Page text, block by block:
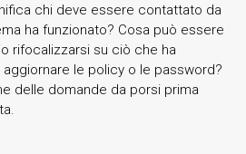
chi deve essere contattato da
ha funzionato? Cosa può essere
rifocalizzarsi su ciò che ha
le policy o le password?
delle domande da porsi prima